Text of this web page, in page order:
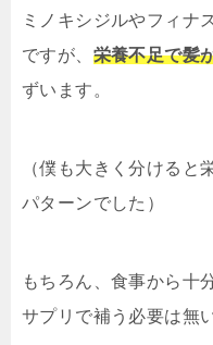
ミノキシジルやフィナ
ですが、 栄養不足で髪
ずいます。
（僕も大きく分けると
パターンでした）
もちろん、食事から十
サプリで補う必要は無